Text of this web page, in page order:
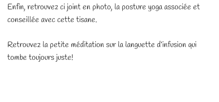
Enfin, retrouvez ci joint en photo, la posture yoga associée et
conseillée avec cette tisane.
Retrouvez la petite méditation sur la languette d’infusion qui
tombe toujours juste!